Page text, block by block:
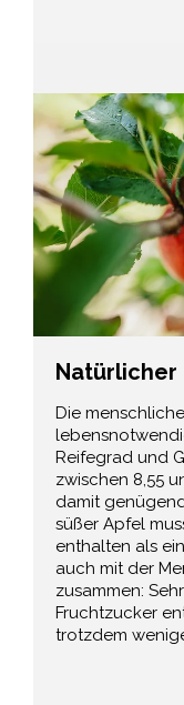
Die
Reifegrad und
zwischen 8,55
damit
süßer Apfel
enthalten als
auch mit der
zusammen:
Fruchtzucker
trotzdem